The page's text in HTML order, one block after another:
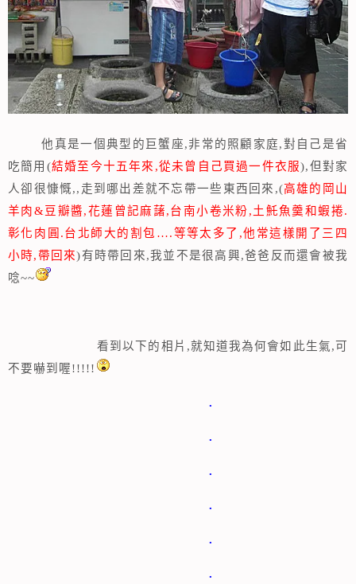
他真是一個典型的巨蟹座,非常的照顧家庭,對自己是省
吃簡用 (結婚至今十五年來 ,從未曾自己買過一件衣服),但對家
人卻很慷慨,, 走到哪出差就不忘帶一些東西回來 ,(高雄的岡山
羊肉&豆瓣醬,花蓮曾記麻藷,台南小卷米粉,土魠魚羹和蝦捲.
彰化肉 圓.台北師大的割包….等等太多了,他常這樣開了三四
小時,帶回來)有時帶回來,我並不是很高興,爸爸反而還會被我
唸~~
看到以下的相片 ,就知道我為何會如此生氣, 可
不要嚇到喔!!!!!
.
.
.
.
.
.